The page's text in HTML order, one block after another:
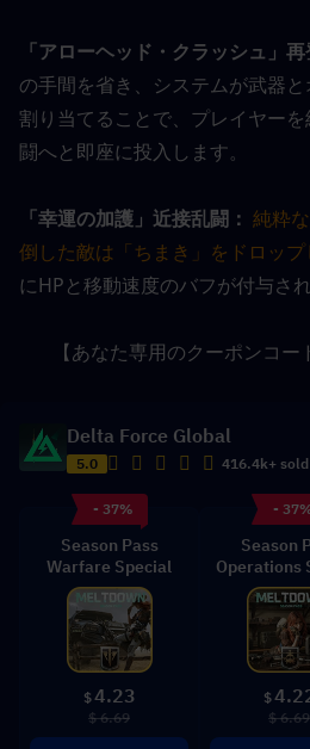
「アローヘッド・クラッシュ」再
の手間を省き、システムが武器
割り当てることで、プレイヤー
闘へと即座に投入します。
「幸運の加護」近接乱闘： 純粋
倒した敵は「ちまき」をドロップ
にHPと移動速度のバフが付与され
【あなた専用のクーポンコー
Delta Force Global
5.0 416.4k+ sold
- 37%
Season Pass
Warfare Special
$4.23
$ 6.69
-
Season
Operations
$
$ 6.69